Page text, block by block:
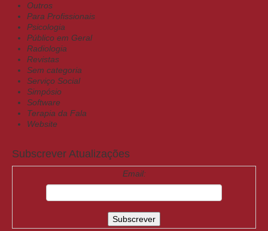
Outros
Para Profissionais
Psicologia
Público em Geral
Radiologia
Revistas
Sem categoria
Serviço Social
Simpósio
Software
Terapia da Fala
Website
Subscrever Atualizações
Email: